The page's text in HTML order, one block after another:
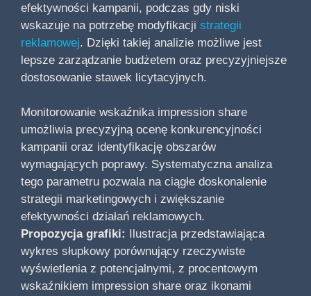
efektywności kampanii, podczas gdy niski
wskazuje na potrzebę modyfikacji strategii
reklamowej. Dzięki takiej analizie możliwe jest
lepsze zarządzanie budżetem oraz precyzyjniejsze
dostosowanie stawek licytacyjnych.
Monitorowanie wskaźnika impression share
umożliwia precyzyjną ocenę konkurencyjności
kampanii oraz identyfikację obszarów
wymagających poprawy. Systematyczna analiza
tego parametru pozwala na ciągłe doskonalenie
strategii marketingowych i zwiększanie
efektywności działań reklamowych.
Propozycja grafiki:
Ilustracja przedstawiająca
wykres słupkowy porównujący rzeczywiste
wyświetlenia z potencjalnymi, z procentowym
wskaźnikiem impression share oraz ikonami